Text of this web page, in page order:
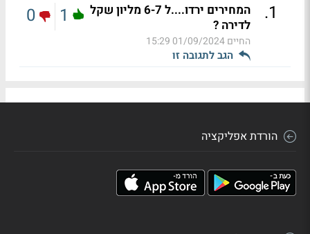
1
.
המחירים ירדו....ל 6-7 מליון שקל
לדירה ?
החיים01/09/2024 15:29
הגב לתגובה זו
1
0
הורדת אפליקציה